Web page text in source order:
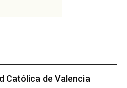
Católica de Valencia